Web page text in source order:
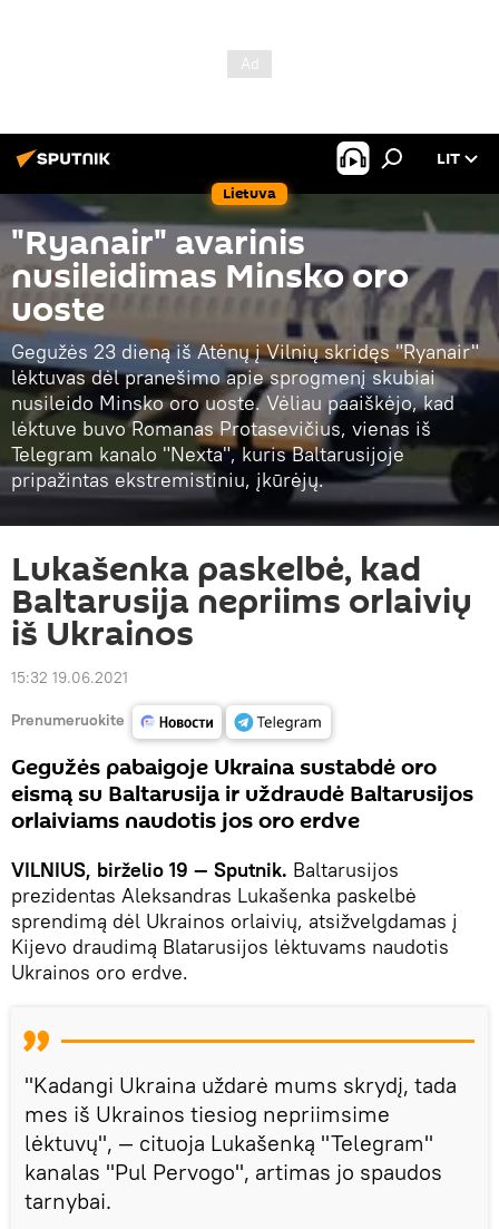
Lietuva
LIT
"Ryanair" avarinis
nusileidimas Minsko oro
uoste
Gegužės 23 dieną iš Atėnų į Vilnių skridęs "Ryanair"
lėktuvas dėl pranešimo apie sprogmenį skubiai
nusileido Minsko oro uoste. Vėliau paaiškėjo, kad
lėktuve buvo Romanas Protasevičius, vienas iš
Telegram kanalo "Nexta", kuris Baltarusijoje
pripažintas ekstremistiniu, įkūrėjų.
Lukašenka paskelbė, kad
Baltarusija nepriims orlaivių
iš Ukrainos
15:32 19.06.2021
Prenumeruokite
Gegužės pabaigoje Ukraina sustabdė oro
eismą su Baltarusija ir uždraudė Baltarusijos
orlaiviams naudotis jos oro erdve
VILNIUS, birželio 19 — Sputnik. Baltarusijos
prezidentas Aleksandras Lukašenka paskelbė
sprendimą dėl Ukrainos orlaivių, atsižvelgdamas į
Kijevo draudimą Blatarusijos lėktuvams naudotis
Ukrainos oro erdve.
"Kadangi Ukraina uždarė mums skrydį, tada
mes iš Ukrainos tiesiog nepriimsime
lėktuvų", — cituoja Lukašenką "Telegram"
kanalas "Pul Pervogo", artimas jo spaudos
tarnybai.